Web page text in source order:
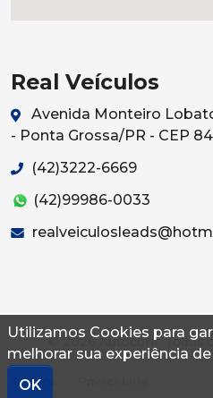
Utilizamos Cookies para
melhorar sua experiência
OK
Real Veículos
Avenida Monteiro
- Ponta Grossa/PR - CEP
(42)3222-6669
(42)99986-0033
© 2026 Autoconf. Todos
Termos